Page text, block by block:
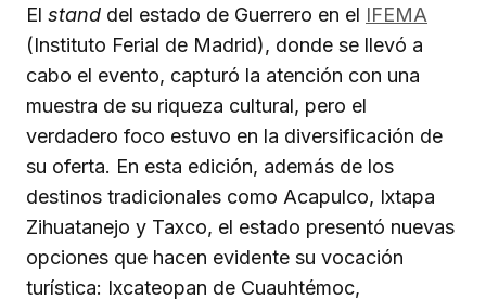
El stand del estado de Guerrero en el IFEMA
(Instituto Ferial de Madrid), donde se llevó a
cabo el evento, capturó la atención con una
muestra de su riqueza cultural, pero el
verdadero foco estuvo en la diversificación de
su oferta. En esta edición, además de los
destinos tradicionales como Acapulco, Ixtapa
Zihuatanejo y Taxco, el estado presentó nuevas
opciones que hacen evidente su vocación
turística: Ixcateopan de Cuauhtémoc,